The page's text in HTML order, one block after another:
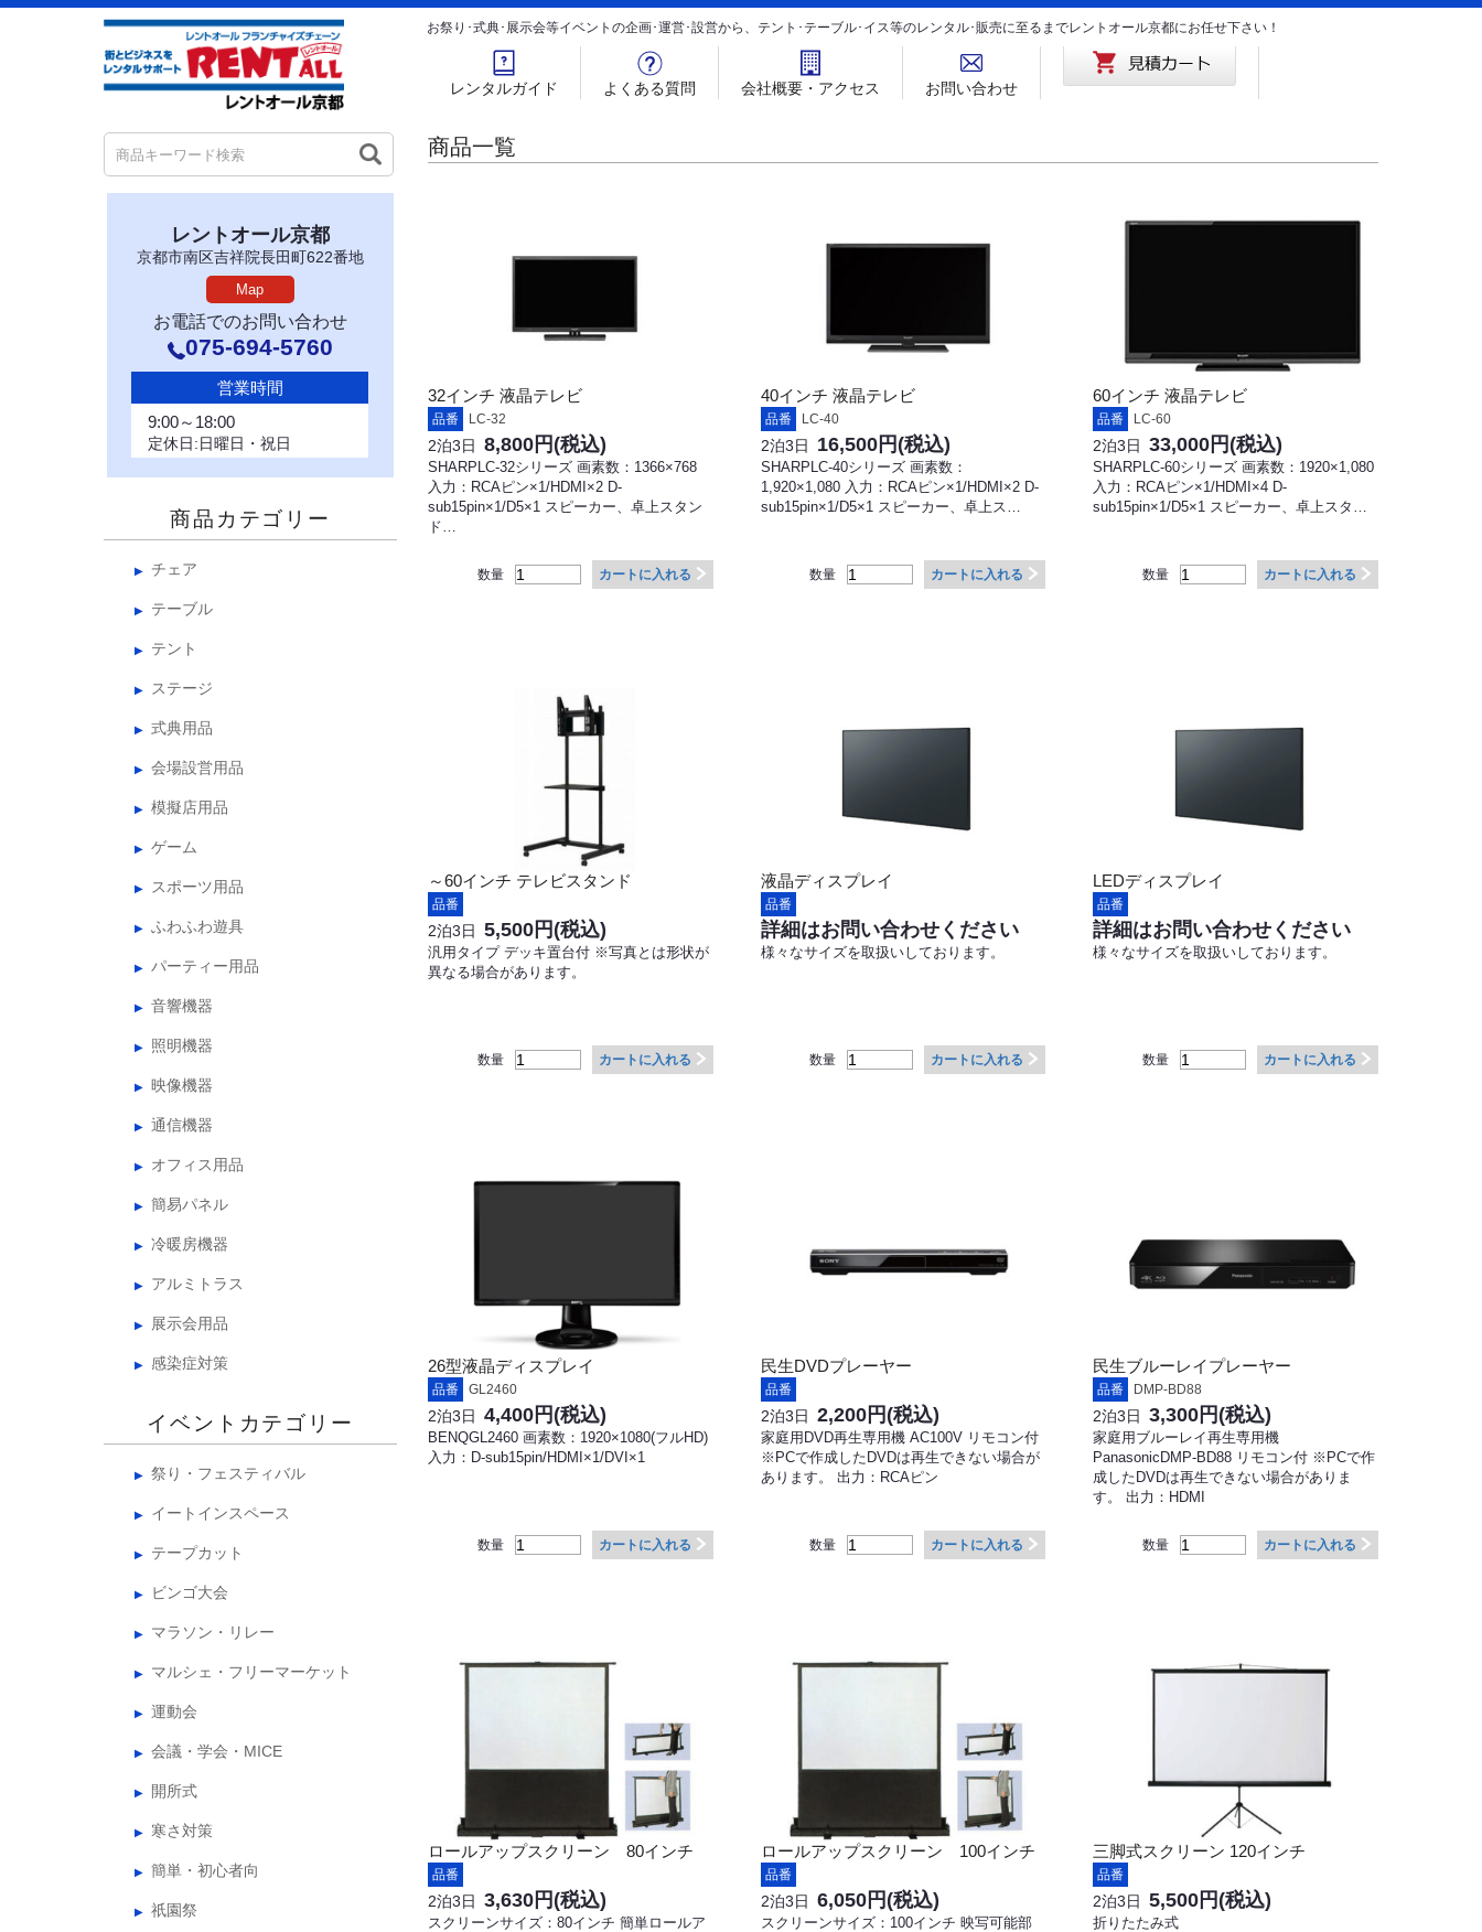
お祭り･式典･展示会等イベントの企画･運営･設営から、テント･テーブル･イス等のレンタル･販売に至るまでレントオール京都にお任せ下さい！
レンタルガイド よくある質問 会社概要・アクセス お問い合わせ
レントオール京都
京都市南区吉祥院長田町622番地
Map
お電話でのお問い合わせ
075-694-5760
営業時間
9:00～18:00
定休日:日曜日・祝日
商品カテゴリー
チェア
テーブル
テント
ステージ
式典用品
会場設営用品
模擬店用品
ゲーム
スポーツ用品
ふわふわ遊具
パーティー用品
音響機器
照明機器
映像機器
通信機器
オフィス用品
簡易パネル
冷暖房機器
アルミトラス
展示会用品
感染症対策
イベントカテゴリー
祭り・フェスティバル
イートインスペース
テープカット
ビンゴ大会
マラソン・リレー
マルシェ・フリーマーケット
運動会
会議・学会・MICE
開所式
寒さ対策
簡単・初心者向
祇園祭
商品一覧
32インチ 液晶テレビ
品番 LC-32
2泊3日 8,800円 (税込)
SHARPLC-32シリーズ 画素数：1366×768
入力：RCAピン×1/HDMI×2 D-
sub15pin×1/D5×1 スピーカー、卓上スタン
ド…
数量 カートに入れる
40インチ 液晶テレビ
品番 LC-40
2泊3日 16,500円 (税込)
SHARPLC-40シリーズ 画素数：
1,920×1,080 入力：RCAピン×1/HDMI×2 D-
sub15pin×1/D5×1 スピーカー、卓上ス…
数量 カートに入れる
60インチ 液晶テレビ
品番 LC-60
2泊3日 33,000円 (税込)
SHARPLC-60シリーズ 画素数：1920×1,080
入力：RCAピン×1/HDMI×4 D-
sub15pin×1/D5×1 スピーカー、卓上スタ…
数量 カートに入れる
～60インチ テレビスタンド
品番
2泊3日 5,500円 (税込)
汎用タイプ デッキ置台付 ※写真とは形状が
異なる場合があります。
数量 カートに入れる
液晶ディスプレイ
品番
詳細はお問い合わせください
様々なサイズを取扱いしております。
数量 カートに入れる
LEDディスプレイ
品番
詳細はお問い合わせください
様々なサイズを取扱いしております。
数量 カートに入れる
26型液晶ディスプレイ
品番 GL2460
2泊3日 4,400円 (税込)
BENQGL2460 画素数：1920×1080(フルHD)
入力：D-sub15pin/HDMI×1/DVI×1
数量 カートに入れる
民生DVDプレーヤー
品番
2泊3日 2,200円 (税込)
家庭用DVD再生専用機 AC100V リモコン付
※PCで作成したDVDは再生できない場合が
あります。 出力：RCAピン
数量 カートに入れる
民生ブルーレイプレーヤー
品番 DMP-BD88
2泊3日 3,300円 (税込)
家庭用ブルーレイ再生専用機
PanasonicDMP-BD88 リモコン付 ※PCで作
成したDVDは再生できない場合がありま
す。 出力：HDMI
数量 カートに入れる
ロールアップスクリーン 80インチ
品番
2泊3日 3,630円 (税込)
スクリーンサイズ：80インチ 簡単ロールア
ロールアップスクリーン 100インチ
品番
2泊3日 6,050円 (税込)
スクリーンサイズ：100インチ 映写可能部
三脚式スクリーン 120インチ
品番
2泊3日 5,500円 (税込)
折りたたみ式